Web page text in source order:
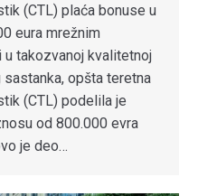
(CTL) plaća bonuse u
eura mrežnim
u takozvanoj kvalitetnoj
opšta teretna
(CTL) podelila je
od 800.000 evra
je deo…